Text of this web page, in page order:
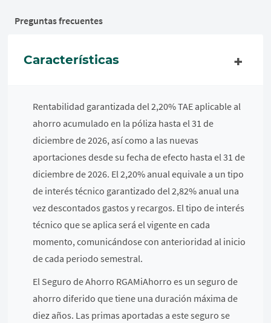
Preguntas frecuentes
Características
Rentabilidad garantizada del 2,20% TAE aplicable al
ahorro acumulado en la póliza hasta el 31 de
diciembre de 2026, así como a las nuevas
aportaciones desde su fecha de efecto hasta el 31 de
diciembre de 2026. El 2,20% anual equivale a un tipo
de interés técnico garantizado del 2,82% anual una
vez descontados gastos y recargos. El tipo de interés
técnico que se aplica será el vigente en cada
momento, comunicándose con anterioridad al inicio
de cada periodo semestral.
El Seguro de Ahorro RGAMiAhorro es un seguro de
ahorro diferido que tiene una duración máxima de
diez años. Las primas aportadas a este seguro se